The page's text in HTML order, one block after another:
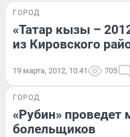
ГОРОД
«Татар кызы –
из Кировского
19 марта, 2012, 10:41 705
ГОРОД
«Рубин» проведет
болельщиков